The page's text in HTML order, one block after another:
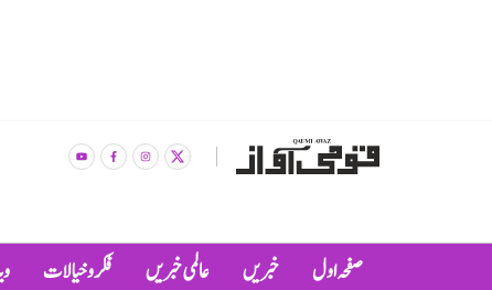
صفحہ اول خبریں عالمی خبریں فکر و خیالات